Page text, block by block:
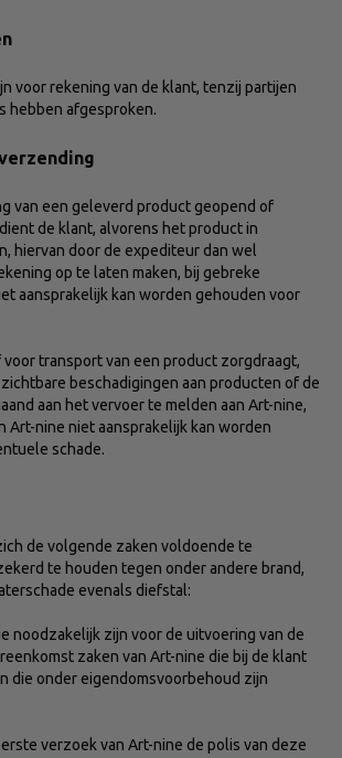
voor rekening van de klant, tenzij partijen
hebben afgesproken.
van een geleverd product geopend of
de klant, alvorens het product in
hiervan door de expediteur dan wel
op te laten maken, bij gebreke
aansprakelijk kan worden gehouden voor
transport van een product zorgdraagt,
beschadigingen aan producten of de
aan het vervoer te melden aan Art-nine,
Art-nine niet aansprakelijk kan worden
schade.
de volgende zaken voldoende te
te houden tegen onder andere brand,
evenals diefstal:
noodzakelijk zijn voor de uitvoering van de
zaken van Art-nine die bij de klant
die onder eigendomsvoorbehoud zijn
verzoek van Art-nine de polis van deze